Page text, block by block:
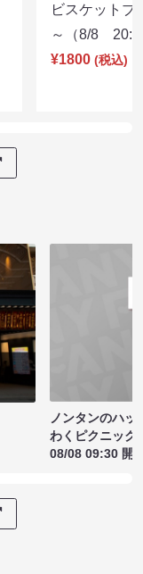
ビスケットブ
～（8/8
¥1800 (税込)
ノンタンのハッ
わくピクニック
08/08 09:30 開